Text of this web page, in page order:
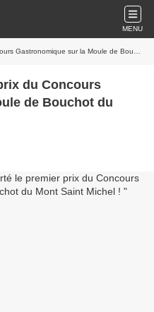
MENU
sur la Moule de Bouchot du Mont Saint Michel !
du Concours
de Bouchot du